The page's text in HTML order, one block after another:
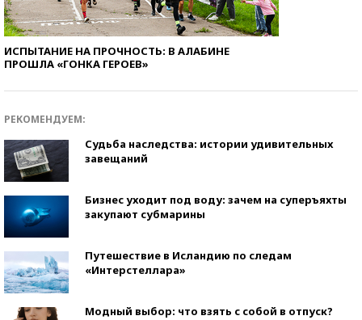
ИСПЫТАНИЕ НА ПРОЧНОСТЬ: В АЛАБИНЕ
ПРОШЛА «ГОНКА ГЕРОЕВ»
РЕКОМЕНДУЕМ:
Судьба наследства: истории удивительных
завещаний
Бизнес уходит под воду: зачем на суперъяхты
закупают субмарины
Путешествие в Исландию по следам
«Интерстеллара»
Модный выбор: что взять с собой в отпуск?